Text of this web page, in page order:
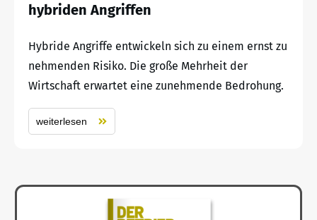
hybriden Angriffen
Hybride Angriffe entwickeln sich zu einem ernst zu
nehmenden Risiko. Die große Mehrheit der
Wirtschaft erwartet eine zunehmende Bedrohung.
weiterlesen